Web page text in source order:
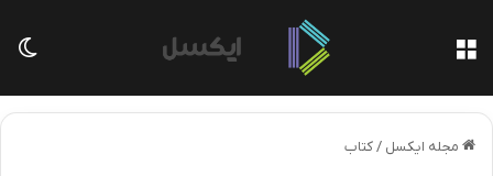
مجله ایکسل /کتاب